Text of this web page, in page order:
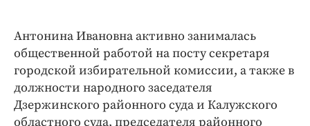
Антонина Ивановна активно занималась
общественной работой на посту секретаря
городской избирательной комиссии, а также в
должности народного заседателя
Дзержинского районного суда и Калужского
областного суда, председателя районного